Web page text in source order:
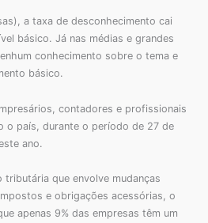
a taxa de desconhecimento cai
básico. Já nas médias e grandes
conhecimento sobre o tema e
básico.
contadores e profissionais
o país, durante o período de 27 de
ano.
tributária que envolve mudanças
e obrigações acessórias, o
apenas 9% das empresas têm um